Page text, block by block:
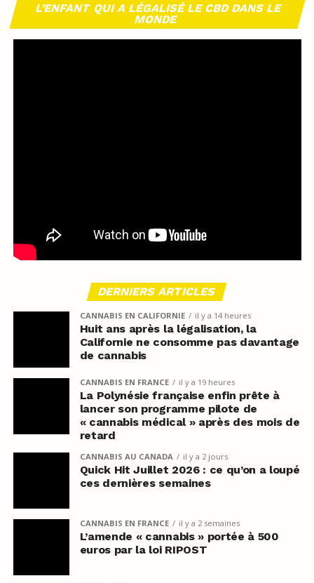
L’ENFANT QUI A LÉGALISÉ LE CBD DANS LE
MONDE
DERNIERS ARTICLES
CANNABIS EN CALIFORNIE il y a 14 heures
Huit ans après la légalisation, la
Californie ne consomme pas davantage
de cannabis
CANNABIS EN FRANCE il y a 19 heures
La Polynésie française enfin prête à
lancer son programme pilote de
« cannabis médical » après des mois de
retard
CANNABIS AU CANADA il y a 2 jours
Quick Hit Juillet 2026 : ce qu’on a loupé
ces dernières semaines
CANNABIS EN FRANCE il y a 2 semaines
L’amende « cannabis » portée à 500
euros par la loi RIPOST